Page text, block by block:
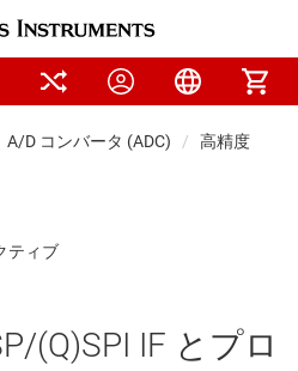
A/D コンバータ (ADC) 高精度 ADC
(Q)SPI IF とプロ